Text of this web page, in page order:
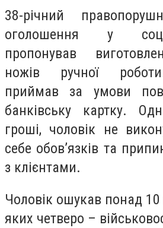
38-річний
оголошення у
пропонував
ножів ручної
приймав за умови
банківську картку.
гроші, чоловік не
себе обов’язків та
з клієнтами.
Чоловік ошукав понад 10
яких четверо –